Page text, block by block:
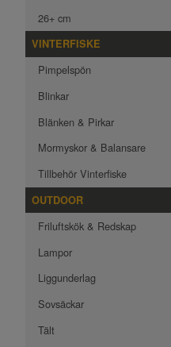
26+ cm
VINTERFISKE
Pimpelspön
Blinkar
Blänken & Pirkar
Mormyskor & Balansare
Tillbehör Vinterfiske
OUTDOOR
Friluftskök & Redskap
Lampor
Liggunderlag
Sovsäckar
Tält